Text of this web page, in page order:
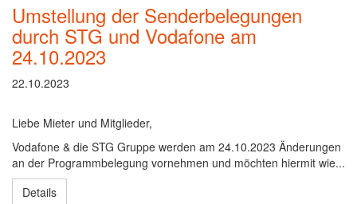
Umstellung der Senderbelegungen
durch STG und Vodafone am
24.10.2023
22.10.2023
Liebe Mieter und Mitglieder,
Vodafone & die STG Gruppe werden am 24.10.2023 Änderungen
an der Programmbelegung vornehmen und möchten hiermit wie...
Details